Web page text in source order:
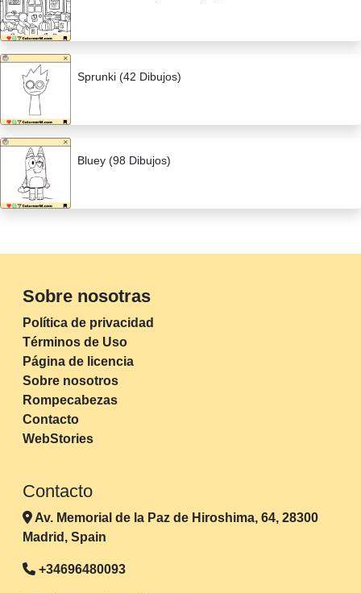
Sprunki (42 Dibujos)
Bluey (98 Dibujos)
Sobre nosotras
Política de privacidad
Términos de Uso
Página de licencia
Sobre nosotros
Rompecabezas
Contacto
WebStories
Contacto
Av. Memorial de la Paz de Hiroshima, 64, 28300
Madrid, Spain
+34696480093